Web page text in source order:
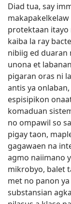
Diad tua, say
protektaan
kaiba la ray
nibiig ed duaran
unona et
pigaran oras ni
antis ya
espisipikon
komaduan
no ompawil so
pigay taon,
gagawaen na
agmo naiimano
mikrobyo, balet
met no panon
substansian